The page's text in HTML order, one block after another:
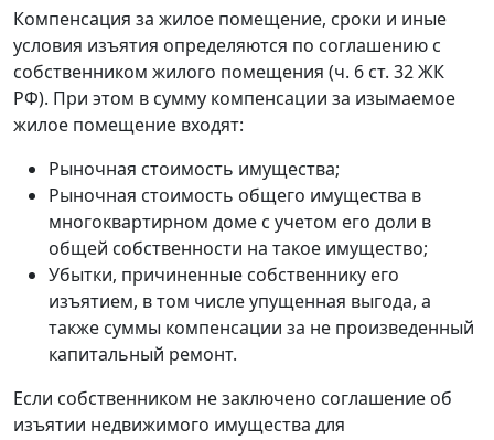
Компенсация за жилое помещение, сроки и иные
условия изъятия определяются по соглашению с
собственником жилого помещения (ч. 6 ст. 32 ЖК
РФ). При этом в сумму компенсации за изымаемое
жилое помещение входят:
Рыночная стоимость имущества;
Рыночная стоимость общего имущества в
многоквартирном доме с учетом его доли в
общей собственности на такое имущество;
Убытки, причиненные собственнику его
изъятием, в том числе упущенная выгода, а
также суммы компенсации за не произведенный
капитальный ремонт.
Если собственником не заключено соглашение об
изъятии недвижимого имущества для